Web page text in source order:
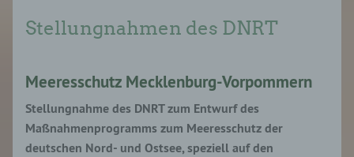
Stellungnahmen des DNRT
Meeresschutz Mecklenburg-Vorpommern
Stellungnahme des DNRT zum Entwurf des
Maßnahmenprogramms zum Meeresschutz der
deutschen Nord- und Ostsee, speziell auf den
Dritter ist eine natürliche oder juristische Person,
Auftragsverarbeiter und den Personen, die unter
der unmittelbaren Verantwortung des
Verantwortlichen oder des Auftragsverarbeiters
befugt sind, die personenbezogenen Daten zu
verarbeiten.